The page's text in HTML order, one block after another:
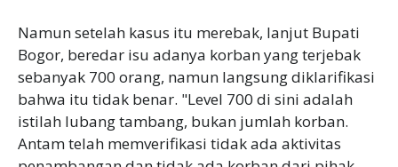
Namun setelah kasus itu merebak, lanjut Bupati
Bogor, beredar isu adanya korban yang terjebak
sebanyak 700 orang, namun langsung diklarifikasi
bahwa itu tidak benar. "Level 700 di sini adalah
istilah lubang tambang, bukan jumlah korban.
Antam telah memverifikasi tidak ada aktivitas